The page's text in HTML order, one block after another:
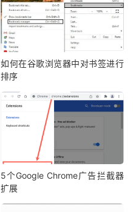
如何在谷歌浏览器中对书签进行
排序
5个Google Chrome广告拦截器
扩展